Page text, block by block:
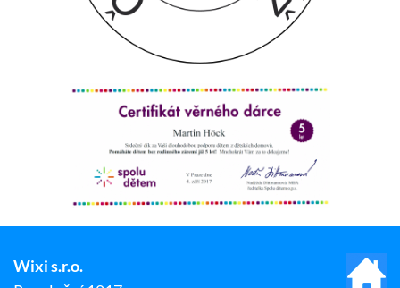
Wixi s.r.o.